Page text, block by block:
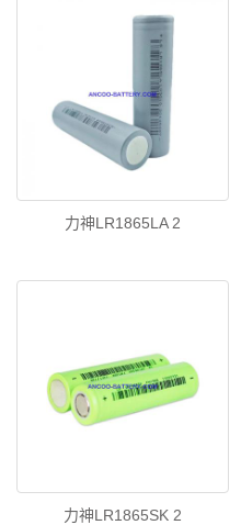
力神LR1865LA 2
力神LR1865SK 2